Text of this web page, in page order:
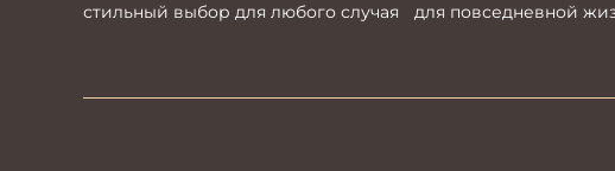
стильный выбор для любого случая
для повседневной